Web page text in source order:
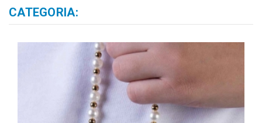
CATEGORIA: